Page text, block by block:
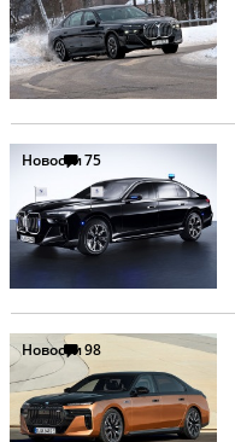
Новости75
Новости98